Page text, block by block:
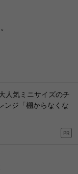
人気ミニサイズのチ
ンジ「棚からなくな
PR